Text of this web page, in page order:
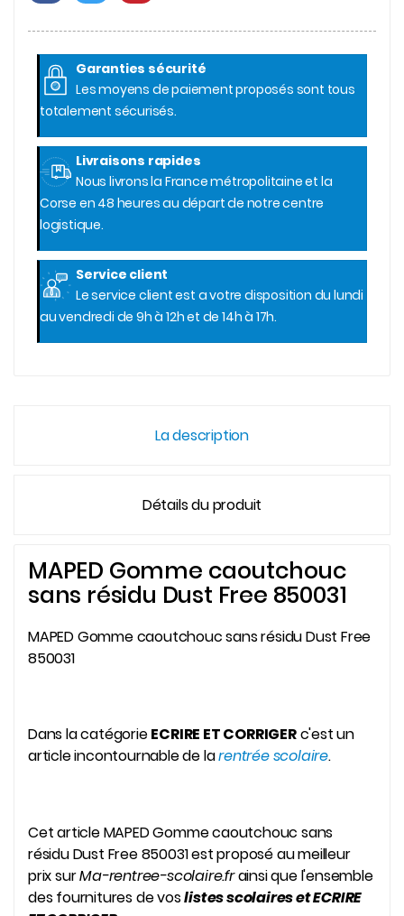
Garanties sécurité
Les moyens de paiement proposés sont tous
totalement sécurisés.
Livraisons rapides
Nous livrons la France métropolitaine et la
Corse en 48 heures au départ de notre centre
logistique.
Service client
Le service client est a votre disposition du lundi
au vendredi de 9h à 12h et de 14h à 17h.
La description
Détails du produit
MAPED Gomme caoutchouc
sans résidu Dust Free 850031
MAPED Gomme caoutchouc sans résidu Dust Free
850031
Dans la catégorieECRIRE ET CORRIGERc'est un
article incontournable de larentrée scolaire.
Cet article MAPED Gomme caoutchouc sans
résidu Dust Free 850031 est proposé au meilleur
prix surMa-rentree-scolaire.frainsi que l'ensemble
des fournitures de voslistes scolaires et ECRIRE